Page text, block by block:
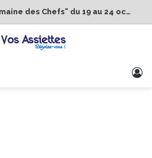
1er Édition de “La Semaine des Chefs” du 19 au 24 octobre 2026